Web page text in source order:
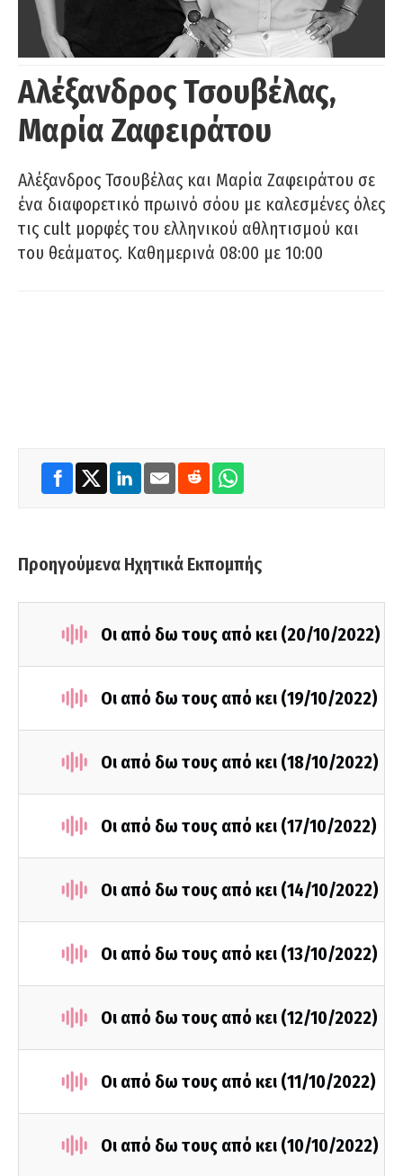
Αλέξανδρος Τσουβέλας,
Μαρία Ζαφειράτου
Αλέξανδρος Τσουβέλας και Μαρία Ζαφειράτου σε
ένα διαφορετικό πρωινό σόου με καλεσμένες όλες
τις cult μορφές του ελληνικού αθλητισμού και
του θεάματος. Καθημερινά 08:00 με 10:00
Προηγούμενα Ηχητικά Εκπομπής
Οι από δω τους από κει (20/10/2022)
Οι από δω τους από κει (19/10/2022)
Οι από δω τους από κει (18/10/2022)
Οι από δω τους από κει (17/10/2022)
Οι από δω τους από κει (14/10/2022)
Οι από δω τους από κει (13/10/2022)
Οι από δω τους από κει (12/10/2022)
Οι από δω τους από κει (11/10/2022)
Οι από δω τους από κει (10/10/2022)